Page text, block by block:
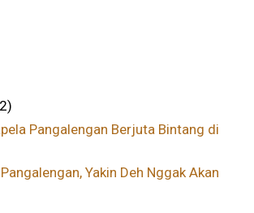
Pangalengan Berjuta Bintang di
Yakin Deh Nggak Akan